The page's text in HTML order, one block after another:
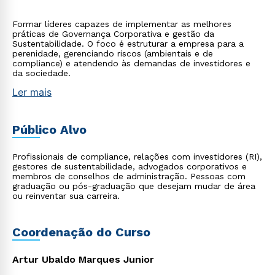
Formar líderes capazes de implementar as melhores
práticas de Governança Corporativa e gestão da
Sustentabilidade. O foco é estruturar a empresa para a
perenidade, gerenciando riscos (ambientais e de
compliance) e atendendo às demandas de investidores e
da sociedade.
Ler mais
Público Alvo
Profissionais de compliance, relações com investidores (RI),
gestores de sustentabilidade, advogados corporativos e
membros de conselhos de administração. Pessoas com
graduação ou pós-graduação que desejam mudar de área
ou reinventar sua carreira.
Coordenação do Curso
Artur Ubaldo Marques Junior